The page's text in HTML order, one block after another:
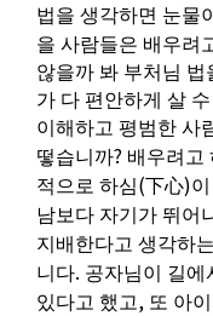
법을 생각하면 눈물
을 사람들은 배우려
않을까 봐 부처님 법
가 다 편안하게 살
이해하고 평범한 사
떻습니까? 배우려고
적으로 하심(下心)
남보다 자기가 뛰어
지배한다고 생각하
니다. 공자님이 길에
있다고 했고, 또 아